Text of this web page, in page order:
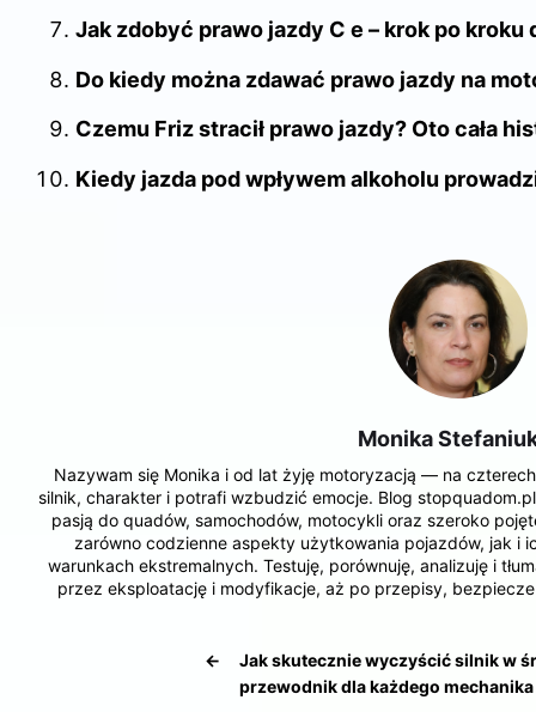
Jak zdobyć prawo jazdy C e – krok po kroku
Do kiedy można zdawać prawo jazdy na
Czemu Friz stracił prawo jazdy? Oto cała
Kiedy jazda pod wpływem alkoholu
Monika
Nazywam się Monika i od lat żyję motoryzacją — na
silnik, charakter i potrafi wzbudzić emocje. Blog
pasją do quadów, samochodów, motocykli oraz szeroko
zarówno codzienne aspekty użytkowania pojazdów, jak i
warunkach ekstremalnych. Testuję, porównuję, analizuję i
przez eksploatację i modyfikacje, aż po przepisy,
←
Jak skutecznie wyczyścić silnik w
przewodnik dla każdego mechanika